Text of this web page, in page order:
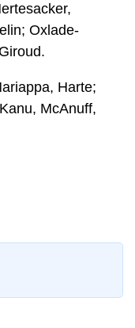
Oxlade-
Harte;
McAnuff,